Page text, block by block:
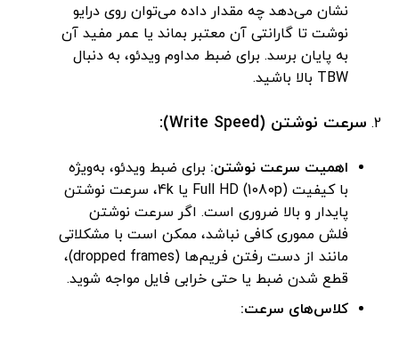
نشان می‌دهد چه مقدار داده می‌توان روی درایو
نوشت تا گارانتی آن معتبر بماند یا عمر مفید آن
به پایان برسد. برای ضبط مداوم ویدئو، به دنبال
TBW بالا باشید.
سرعت نوشتن (Write Speed):
اهمیت سرعت نوشتن: برای ضبط ویدئو، به‌ویژه
با کیفیت Full HD (1080p) یا 4k، سرعت نوشتن
پایدار و بالا ضروری است. اگر سرعت نوشتن
فلش مموری کافی نباشد، ممکن است با مشکلاتی
مانند از دست رفتن فریم‌ها (dropped frames)،
قطع شدن ضبط یا حتی خرابی فایل مواجه شوید.
کلاس‌های سرعت: